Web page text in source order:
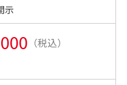
示
（税込）